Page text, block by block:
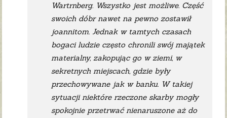
Wartrnberg. Wszystko jest możliwe. Część
swoich dóbr nawet na pewno zostawił
joannitom. Jednak w tamtych czasach
bogaci ludzie często chronili swój majątek
materialny, zakopując go w ziemi, w
sekretnych miejscach, gdzie były
przechowywane jak w banku. W takiej
sytuacji niektóre rzeczone skarby mogły
spokojnie przetrwać nienaruszone aż do